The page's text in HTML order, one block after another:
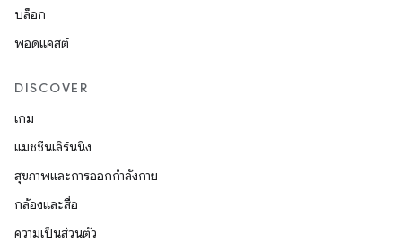
บล็อก
พอดแคสต์
DISCOVER
เกม
แมชชีนเลิร์นนิง
สุขภาพและการออกกำลังกาย
กล้องและสื่อ
ความเป็นส่วนตัว